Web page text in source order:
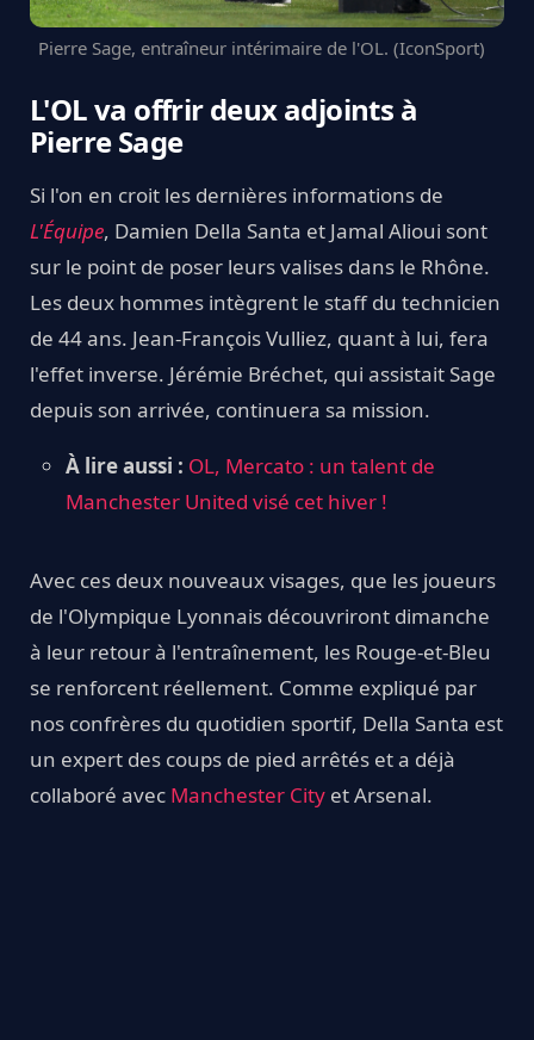
Pierre Sage, entraîneur intérimaire de l'OL. (IconSport)
L'OL va offrir deux adjoints à
Pierre Sage
Si l'on en croit les dernières informations de
L'Équipe, Damien Della Santa et Jamal Alioui sont
sur le point de poser leurs valises dans le Rhône.
Les deux hommes intègrent le staff du technicien
de 44 ans. Jean-François Vulliez, quant à lui, fera
l'effet inverse. Jérémie Bréchet, qui assistait Sage
depuis son arrivée, continuera sa mission.
À lire aussi : OL, Mercato : un talent de
Manchester United visé cet hiver !
Avec ces deux nouveaux visages, que les joueurs
de l'Olympique Lyonnais découvriront dimanche
à leur retour à l'entraînement, les Rouge-et-Bleu
se renforcent réellement. Comme expliqué par
nos confrères du quotidien sportif, Della Santa est
un expert des coups de pied arrêtés et a déjà
collaboré avec Manchester City et Arsenal.